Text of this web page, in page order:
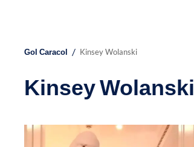
Gol Caracol / Kinsey Wolanski
Kinsey Wolanski